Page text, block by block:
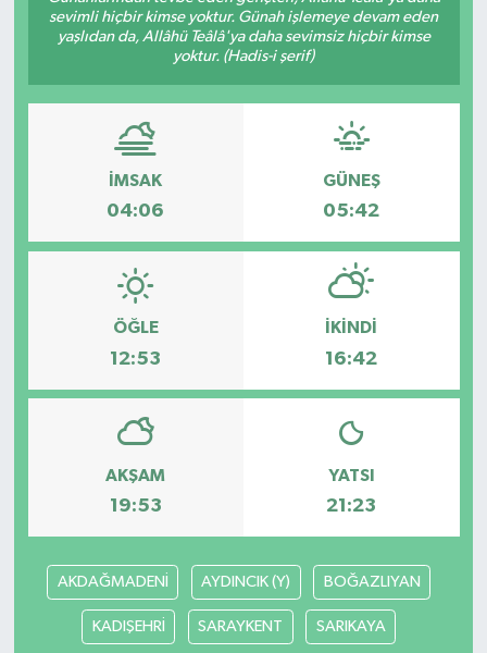
sevimli hiçbir kimse yoktur. Günah işlemeye devam eden
yaşlıdan da, Allâhü Teâlâ'ya daha sevimsiz hiçbir kimse
yoktur. (Hadis-i şerif)
İMSAK
04:06
GÜNEŞ
05:42
ÖĞLE
12:53
İKINDI
16:42
AKŞAM
19:53
YATSI
21:23
AKDAĞMADENİ AYDINCIK (Y) BOĞAZLIYAN
KADIŞEHRİ SARAYKENT SARIKAYA
Gayrimenkul
Eğitim